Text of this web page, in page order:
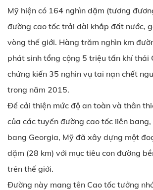
Mỹ hiện có 164 nghìn dặm (tương
đường cao tốc trải dài khắp đất nước,
vòng thế giới. Hàng trăm nghìn km
phát sinh tổng cộng 5 triệu tấn khí thải
chứng kiến 35 nghìn vụ tai nạn chết
trong năm 2015.
Để cải thiện mức độ an toàn và thân
của các tuyến đường cao tốc liên
bang Georgia, Mỹ đã xây dựng một
dặm (28 km) với mục tiêu con đường
trên thế giới.
Đường này mang tên Cao tốc tưởng